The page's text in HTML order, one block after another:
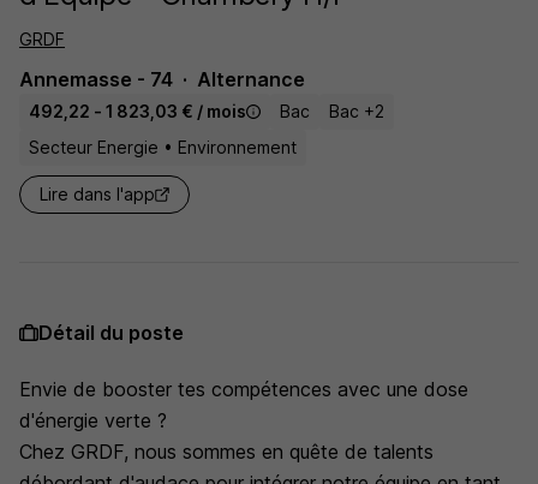
GRDF
Annemasse - 74 Alternance
492,22 - 1 823,03 € / mois Bac
Bac +2
Secteur Energie • Environnement
Lire dans l'app
Détail du poste
Envie de booster tes compétences avec une dose
d'énergie verte ?
Chez GRDF, nous sommes en quête de talents